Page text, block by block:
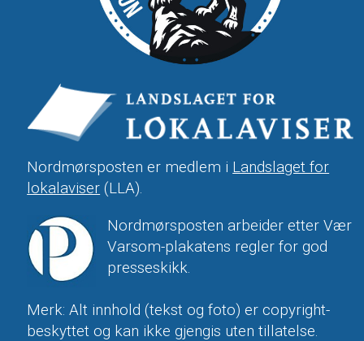
Nordmørsposten er medlem i Landslaget for
lokalaviser (LLA).
Nordmørsposten arbeider etter Vær
Varsom-plakatens regler for god
presseskikk.
Merk: Alt innhold (tekst og foto) er copyright-
beskyttet og kan ikke gjengis uten tillatelse.